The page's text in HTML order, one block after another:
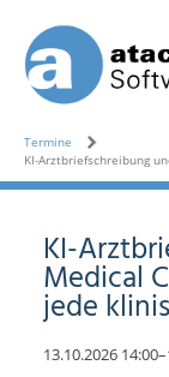
Termine
KI-Arztbriefschreibung
KI-
Medical
jede
13.10.2026